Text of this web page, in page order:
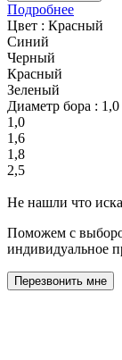
Подробнее
Цвет : Красный
Синий
Черный
Красный
Зеленый
Диаметр бора : 1,0
1,0
1,6
1,8
2,5
Не нашли что
Поможем с
индивидуальное
Перезвонить мне